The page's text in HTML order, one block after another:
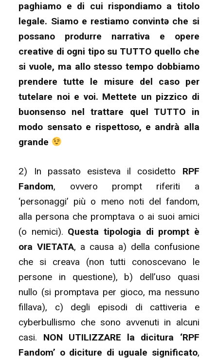
paghiamo e di cui rispondiamo a titolo
legale. Siamo e restiamo convintə che si
possano produrre narrativa e opere
creative di ogni tipo su TUTTO quello che
si vuole, ma allo stesso tempo dobbiamo
prendere tutte le misure del caso per
tutelare noi e voi. Mettete un pizzico di
buonsenso nel trattare quel TUTTO in
modo sensato e rispettoso, e andrà alla
grande
2) In passato esisteva il cosidetto RPF
Fandom, ovvero prompt riferiti a
‘personaggi’ più o meno noti del fandom,
alla persona che promptava o ai suoi amici
(o nemici). Questa tipologia di prompt è
ora VIETATA, a causa a) della confusione
che si creava (non tutti conoscevano le
persone in questione), b) dell’uso quasi
nullo (si promptava per gioco, ma nessuno
fillava), c) degli episodi di cattiveria e
cyberbullismo che sono avvenuti in alcuni
casi. NON UTILIZZARE la dicitura ‘RPF
Fandom’ o diciture di uguale significato,